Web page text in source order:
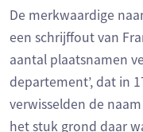
De merkwaardige
een schrijffout van
aantal plaatsnamen
departement’, dat in
verwisselden de
het stuk grond daar